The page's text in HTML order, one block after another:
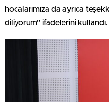
hocalarımıza da ayrıca
diliyorum” ifadelerini kullandı.